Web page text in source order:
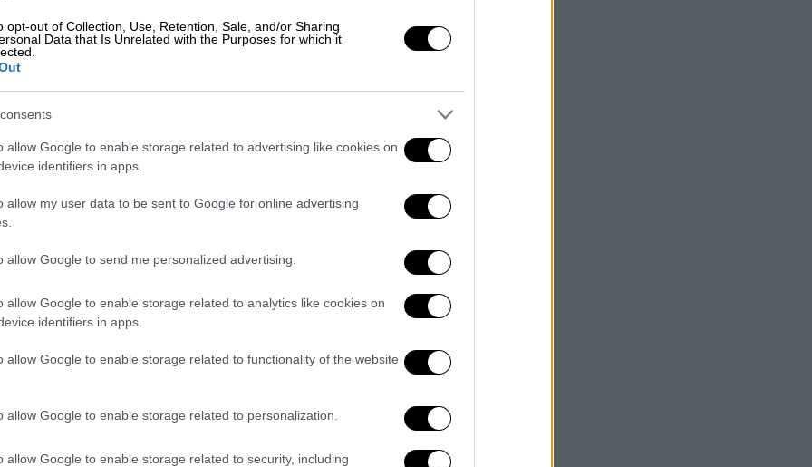
opt-out of Collection, Use, Retention, Sale, and/or Sharing
Data that Is Unrelated with the Purposes for which it
allow Google to enable storage related to advertising like cookies on
identifiers in apps.
allow my user data to be sent to Google for online advertising
allow Google to send me personalized advertising.
allow Google to enable storage related to analytics like cookies on
identifiers in apps.
allow Google to enable storage related to functionality of the website
allow Google to enable storage related to personalization.
allow Google to enable storage related to security, including
Εξαρχείων» ο Ντουπλαντιέ των
ώστε να ανάψει το πράσινο φως για τη
13 με ρυθμό ενός ανά μήνα και νέο στόχο
το τέλος Μαΐου του 2027,
αιτία για την οποίαη ΣΤΑΣΥ
ευρώ, ποσό που αντιστοιχεί στο 5%
ακόμα 10 συρμών της Γραμμής 1, οι
μέσα της δεκαετίας του ΄90, ενώ λύση
συρμούς 11ης παραλαβής, οι οποίοι αν
2004 - 2012, παραμένουν
ανταλλακτικού.